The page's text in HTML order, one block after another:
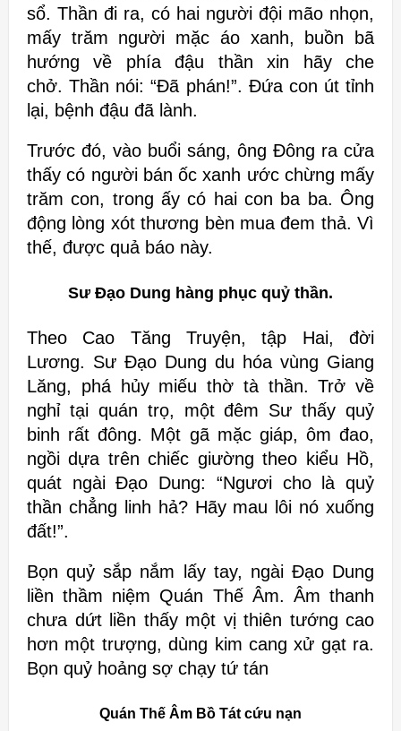
sổ. Thần đi ra, có hai người đội mão nhọn,
mấy trăm người mặc áo xanh, buồn bã
hướng về phía đậu thần xin hãy che
chở.Thần nói: “Đã phán!”. Đứa con út tỉnh
lại, bệnh đậu đã lành.
Trước đó, vào buổi sáng, ông Đông ra cửa
thấy có người bán ốc xanh ước chừng mấy
trăm con, trong ấy có hai con ba ba. Ông
động lòng xót thương bèn mua đem thả. Vì
thế, được quả báo này.
Sư Đạo Dung hàng phục quỷ thần.
Theo Cao Tăng Truyện, tập Hai, đời
Lương. Sư Đạo Dung du hóa vùng Giang
Lăng, phá hủy miếu thờ tà thần. Trở về
nghỉ tại quán trọ, một đêm Sư thấy quỷ
binh rất đông. Một gã mặc giáp, ôm đao,
ngồi dựa trên chiếc giường theo kiểu Hồ,
quát ngài Đạo Dung: “Ngươi cho là quỷ
thần chẳng linh hả? Hãy mau lôi nó xuống
đất!”.
Bọn quỷ sắp nắm lấy tay, ngài Đạo Dung
liền thầm niệm Quán Thế Âm. Âm thanh
chưa dứt liền thấy một vị thiên tướng cao
hơn một trượng, dùng kim cang xử gạt ra.
Bọn quỷ hoảng sợ chạy tứ tán
Quán Thế Âm Bồ Tát cứu nạn